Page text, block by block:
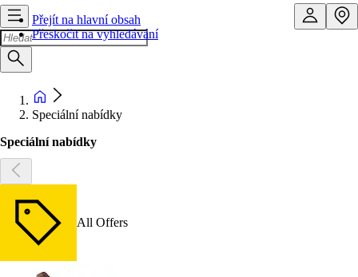
Přejít na hlavní obsah
Přeskočit na vyhledávání
Speciální nabídky
Speciální nabídky
All Offers